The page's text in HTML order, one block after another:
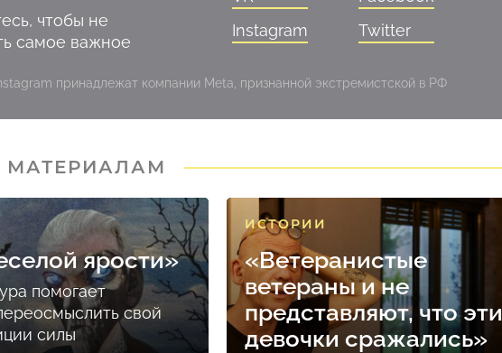
чтобы не
самое важное
Instagram
Twitter
принадлежат компании Meta, признанной экстремистской в РФ
МАТЕРИАЛАМ
ярости»
помогает
свой
силы
ИСТОРИИ
«Ветеранистые
ветераны и не
представляют, что эти
девочки сражались»